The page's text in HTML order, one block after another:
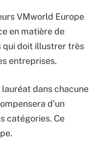
VMworld Europe
en matière de
qui doit illustrer très
entreprises.
dans chacune
d’un
catégories. Ce